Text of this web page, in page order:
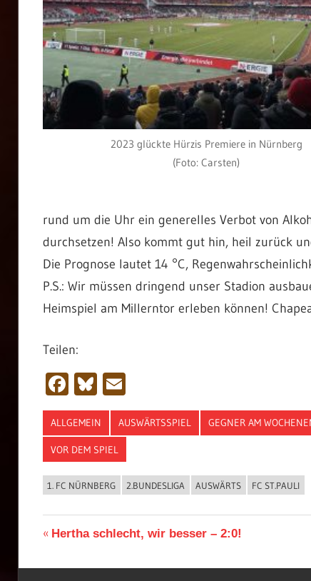
2023 glückte Hürzis Premiere in Nürnberg
(Foto: Carsten)
rund um die Uhr ein generelles Verbot von
durchsetzen! Also kommt gut hin, heil zurück
Die Prognose lautet 14 °C,
P.S.: Wir müssen dringend unser Stadion
Heimspiel am Millerntor erleben können!
Teilen:
Facebook
Bluesky
Email
ALLGEMEIN AUSWÄRTSSPIEL GEGNER AM
VOR DEM SPIEL
1. FC NÜRNBERG 2.BUNDESLIGA AUSWÄRTS FC ST.PAULI
Beitragsnavigation
Vorheriger
Hertha schlecht, wir besser – 2:0!